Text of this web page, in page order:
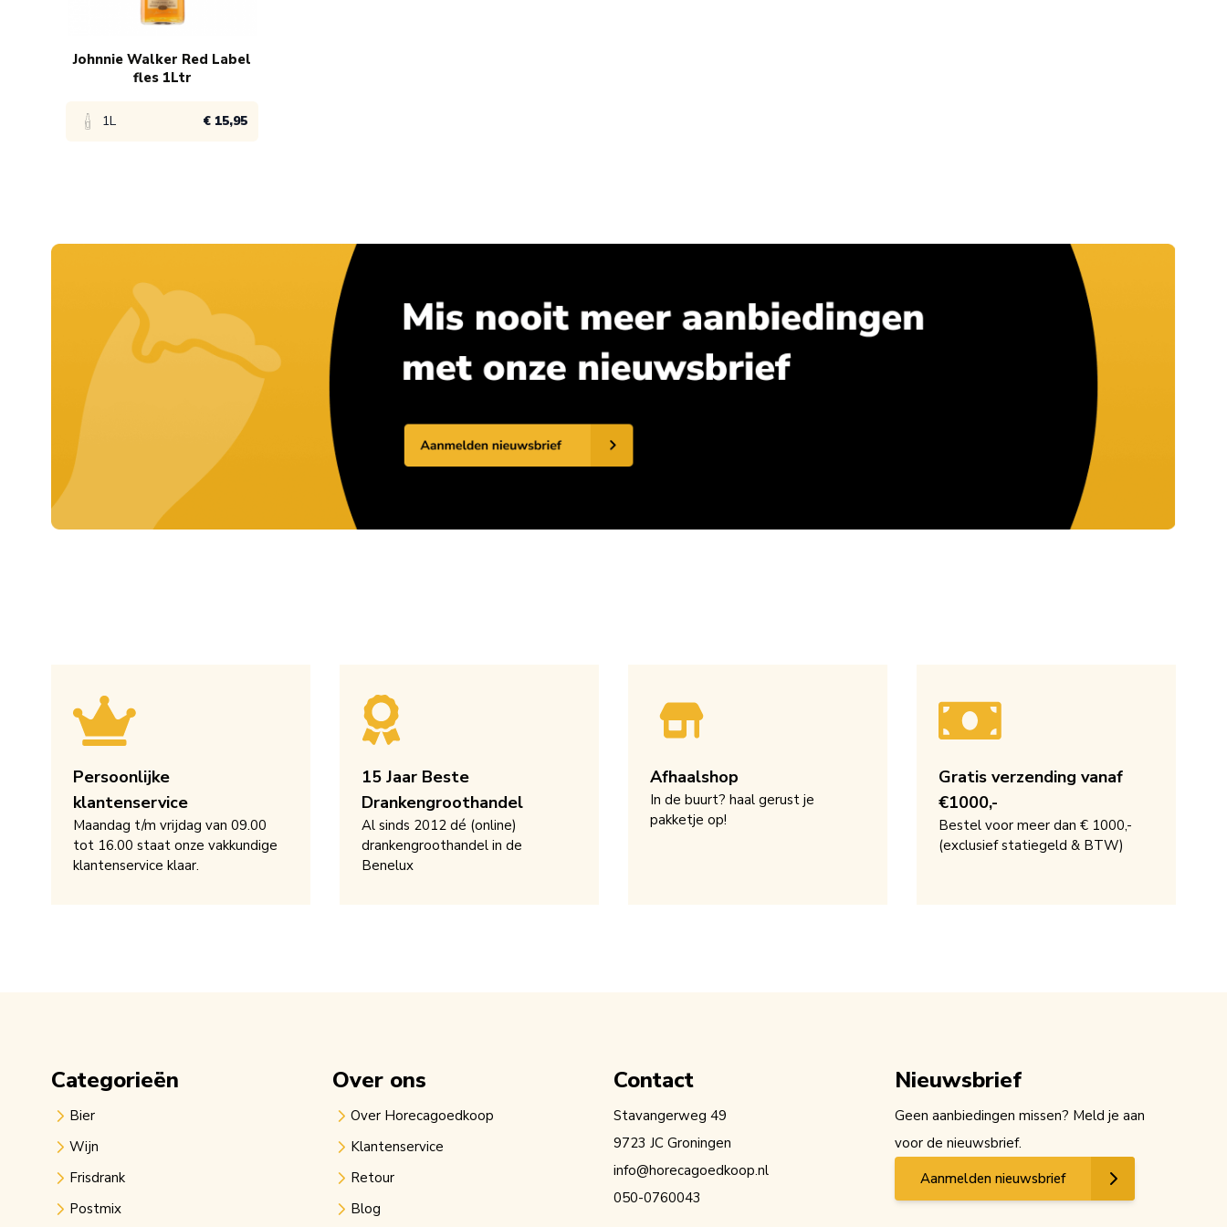
Johnnie Walker Red Label
fles 1Ltr
1L € 15,95
1x € 16,95
€ 15,95
Persoonlijke
klantenservice
Maandag t/m vrijdag van 09.00
tot 16.00 staat onze vakkundige
klantenservice klaar.
15 Jaar Beste
Drankengroothandel
Al sinds 2012 dé (online)
drankengroothandel in de
Benelux
Afhaalshop
In de buurt? haal gerust je
pakketje op!
Gratis verzending vanaf
€1000,-
Bestel voor meer dan € 1000,-
(exclusief statiegeld & BTW)
Categorieën
Bier
Wijn
Frisdrank
Postmix
Over ons
Over Horecagoedkoop
Klantenservice
Retour
Blog
Contact
Stavangerweg 49
9723 JC Groningen
info@horecagoedkoop.nl
050-0760043
Nieuwsbrief
Geen aanbiedingen missen? Meld je aan
voor de nieuwsbrief.
Aanmelden nieuwsbrief